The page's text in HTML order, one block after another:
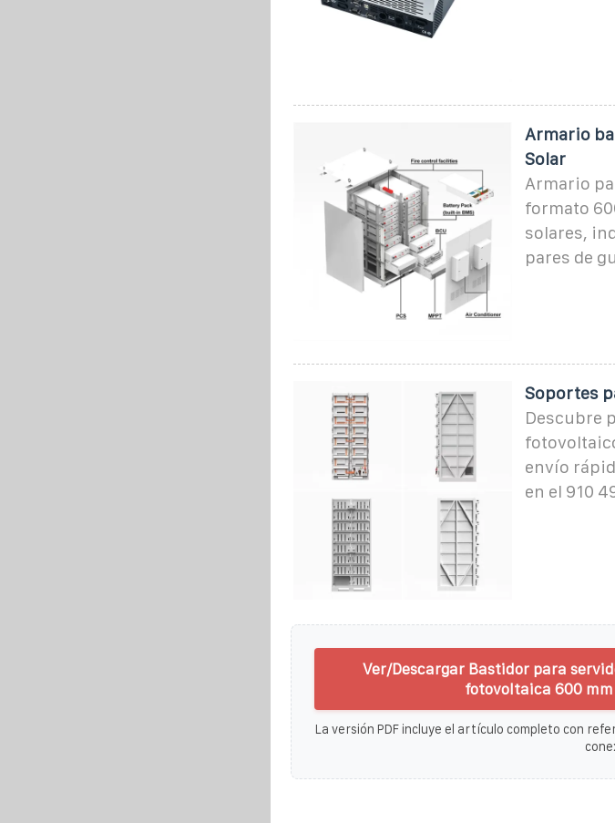
Armario
Solar
Armario
formato
solares,
pares de
Soportes
Descubre
envío
en el 910
Ver/Descargar Bastidor para
fotovoltaica 600
La versión PDF incluye el artículo completo con